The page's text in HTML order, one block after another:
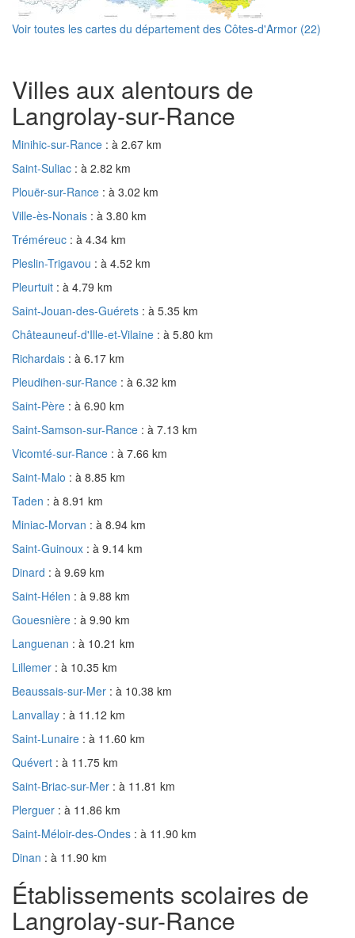
Voir toutes les cartes du département des Côtes-d'Armor (22)
Villes aux alentours de
Langrolay-sur-Rance
Minihic-sur-Rance : à 2.67 km
Saint-Suliac : à 2.82 km
Plouër-sur-Rance : à 3.02 km
Ville-ès-Nonais : à 3.80 km
Tréméreuc : à 4.34 km
Pleslin-Trigavou : à 4.52 km
Pleurtuit : à 4.79 km
Saint-Jouan-des-Guérets : à 5.35 km
Châteauneuf-d'Ille-et-Vilaine : à 5.80 km
Richardais : à 6.17 km
Pleudihen-sur-Rance : à 6.32 km
Saint-Père : à 6.90 km
Saint-Samson-sur-Rance : à 7.13 km
Vicomté-sur-Rance : à 7.66 km
Saint-Malo : à 8.85 km
Taden : à 8.91 km
Miniac-Morvan : à 8.94 km
Saint-Guinoux : à 9.14 km
Dinard : à 9.69 km
Saint-Hélen : à 9.88 km
Gouesnière : à 9.90 km
Languenan : à 10.21 km
Lillemer : à 10.35 km
Beaussais-sur-Mer : à 10.38 km
Lanvallay : à 11.12 km
Saint-Lunaire : à 11.60 km
Quévert : à 11.75 km
Saint-Briac-sur-Mer : à 11.81 km
Plerguer : à 11.86 km
Saint-Méloir-des-Ondes : à 11.90 km
Dinan : à 11.90 km
Établissements scolaires de
Langrolay-sur-Rance